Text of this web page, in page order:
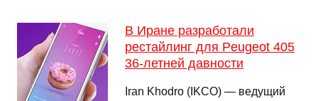
В Иране разработали
рестайлинг для Peugeot 405
36-летней давности
Iran Khodro (IKCO) — ведущий